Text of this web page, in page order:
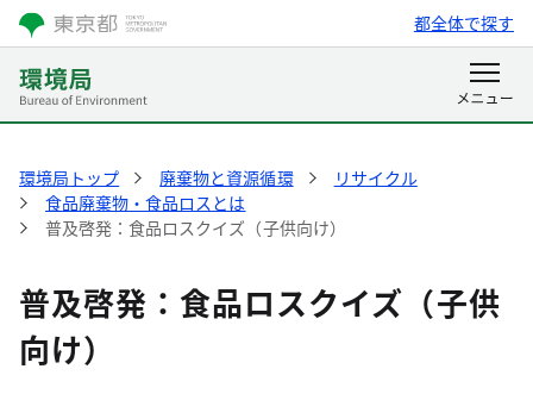
都全体で探す
環境局トップ 廃棄物と資源循環
リサイクル
食品廃棄物・食品ロスとは
普及啓発：食品ロスクイズ（子供向け）
普及啓発：食品ロスクイズ（子供
向け）